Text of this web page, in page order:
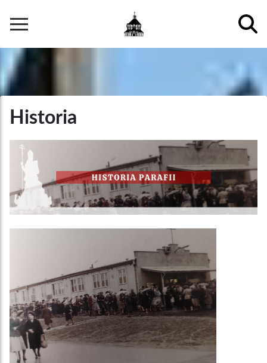
do
treści
Główna
nawigacja
Historia